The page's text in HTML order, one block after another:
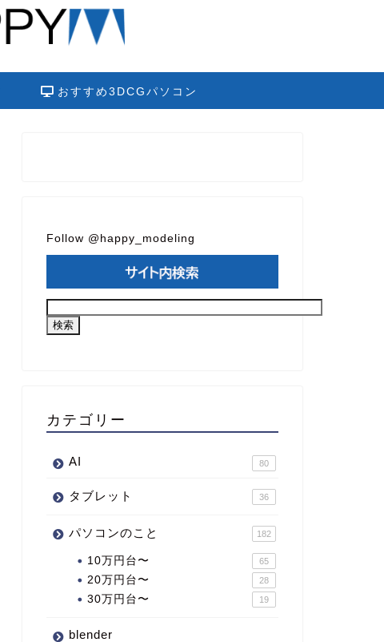
おすすめ3DCGパソコン
Follow @happy_modeling
カテゴリー
AI 80
タブレット 36
パソコンのこと 182
10万円台〜 65
20万円台〜 28
30万円台〜 19
blender